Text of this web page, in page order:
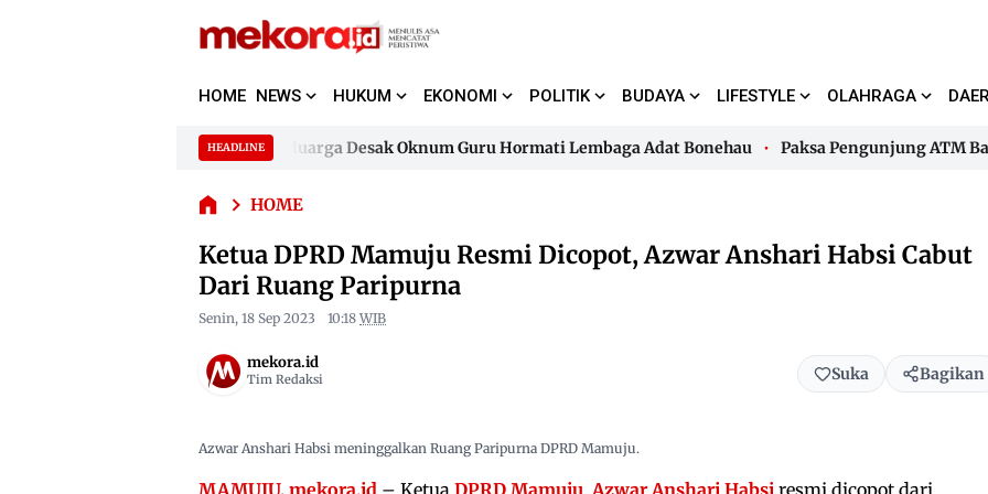
HOME NEWS HUKUM EKONOMI POLITIK BUDAYA LIFESTYLE OLAHRAGA
HEADLINE
Pencemaran Nama Baik, Keluarga Desak Oknum Guru Hormati Lembaga Adat Bonehau Paksa Pengunjung ATM Bayar
Pencemaran Nama Baik, Keluarga Desak Oknum Guru Hormati Lembaga Adat Bonehau Paksa Pengunjung ATM
HOME
DPRD
Resmi
Anshari
Cabut
Dari
Ruang
Paripurna
Ketua DPRD Mamuju Resmi Dicopot, Azwar Anshari Habsi Cabut
Dari Ruang Paripurna
Senin, 18 Sep 2023 10:18 WIB
mekora.id
Tim Redaksi Suka Bagikan
Azwar Anshari Habsi meninggalkan Ruang Paripurna DPRD Mamuju.